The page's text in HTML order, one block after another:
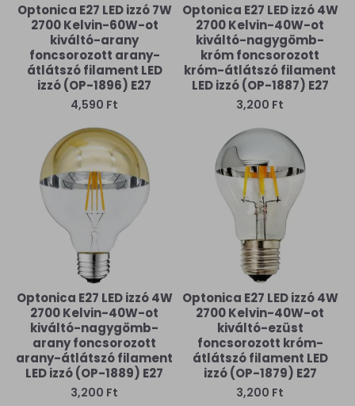
Optonica E27 LED izzó 7W
2700 Kelvin-60W-ot
kiváltó-arany
foncsorozott arany-
átlátszó filament LED
izzó (OP-1896) E27
4,590 Ft
Optonica E27 LED izzó 4W
2700 Kelvin-40W-ot
kiváltó-nagygömb-
króm foncsorozott
króm-átlátszó filament
LED izzó (OP-1887) E27
3,200 Ft
Optonica E27 LED izzó 4W
2700 Kelvin-40W-ot
kiváltó-nagygömb-
arany foncsorozott
arany-átlátszó filament
LED izzó (OP-1889) E27
3,200 Ft
Optonica E27 LED izzó 4W
2700 Kelvin-40W-ot
kiváltó-ezüst
foncsorozott króm-
átlátszó filament LED
izzó (OP-1879) E27
3,200 Ft